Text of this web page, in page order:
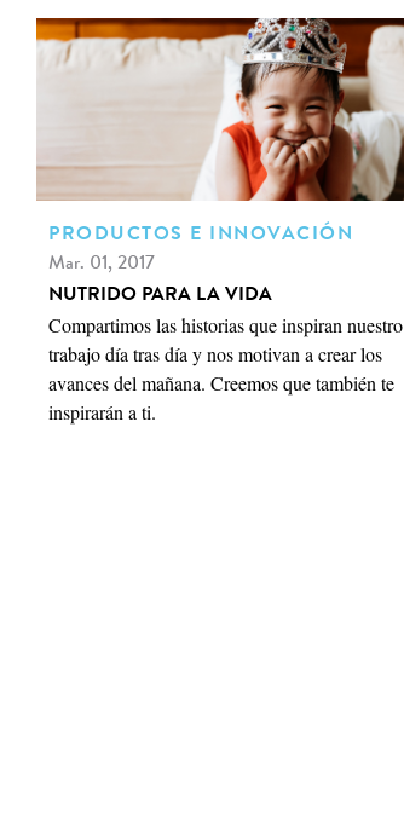
PRODUCTOS E INNOVACIÓN
Mar. 01, 2017
NUTRIDO PARA LA VIDA
Compartimos las historias que inspiran nuestro
trabajo día tras día y nos motivan a crear los
avances del mañana. Creemos que también te
inspirarán a ti.